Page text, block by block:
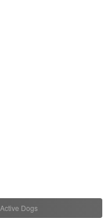
Active Dogs